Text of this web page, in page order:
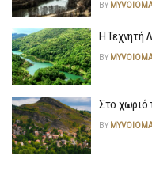
BY
Η Τεχνητή
BY
Στο χωριό
BY